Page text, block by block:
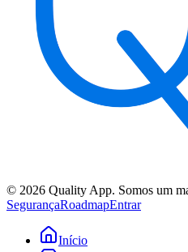
© 2026 Quality App. Somos um
SegurançaRoadmapEntrar
Início